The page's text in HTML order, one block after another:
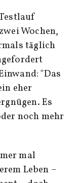
Wochen,
täglich
"Das
eher
Es
noch mehr
mal
Leben –